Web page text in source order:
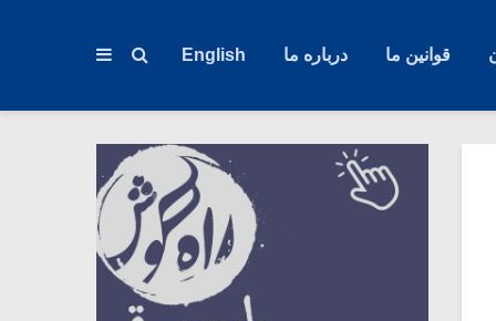
قوانین ما درباره ما English